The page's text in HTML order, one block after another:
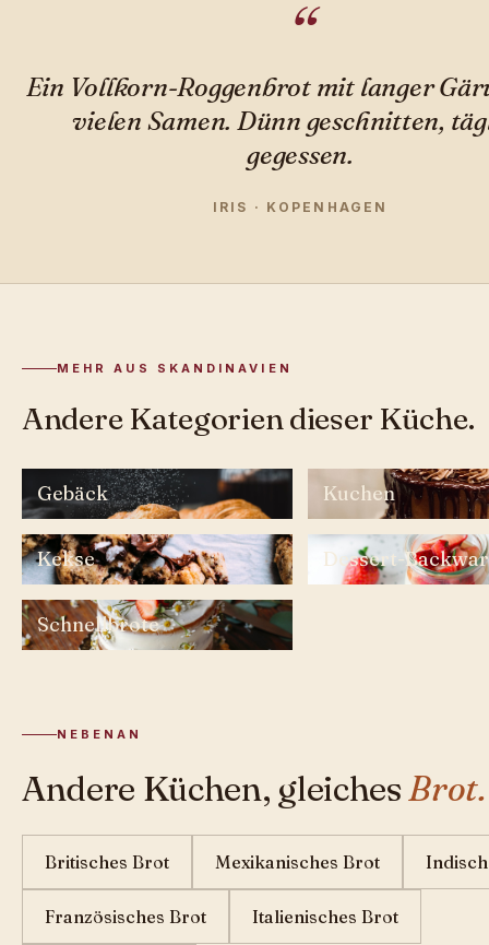
Ein Vollkorn-Roggenbrot mit langer
vielen Samen. Dünn geschnitten,
gegessen.
IRIS · KOPENHAGEN
MEHR AUS SKANDINAVIEN
Andere Kategorien dieser Küche.
Gebäck Kuchen
Kekse Dessert-
Schnellbrote
NEBENAN
Andere Küchen, gleichesBrot.
Britisches Brot Mexikanisches Brot
Französisches Brot Italienisches Brot